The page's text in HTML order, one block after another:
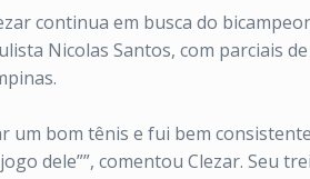
continua em busca do
Nicolas Santos, com parciais
um bom tênis e fui bem
dele””, comentou Clezar. Seu